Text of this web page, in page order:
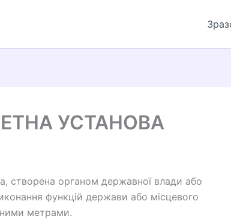
УСТАНОВА
створена органом державної влади або
функцій держави або місцевого
метрами.